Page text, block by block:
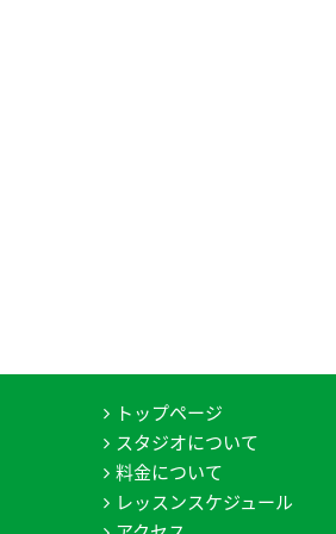
トップページ
スタジオについて
料金について
レッスンスケジュール